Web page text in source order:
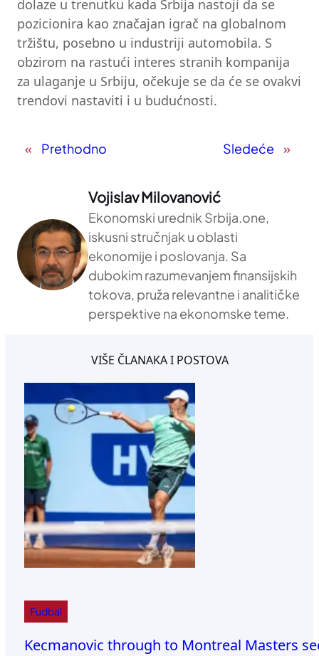
dolaze u trenutku kada Srbija nastoji da se
pozicionira kao značajan igrač na globalnom
tržištu, posebno u industriji automobila. S
obzirom na rastući interes stranih kompanija
za ulaganje u Srbiju, očekuje se da će se ovakvi
trendovi nastaviti i u budućnosti.
« Prethodno Sledeće »
Vojislav Milovanović
Ekonomski urednik Srbija.one,
iskusni stručnjak u oblasti
ekonomije i poslovanja. Sa
dubokim razumevanjem finansijskih
tokova, pruža relevantne i analitičke
perspektive na ekonomske teme.
VIŠE ČLANAKA I POSTOVA
Fudbal
Kecmanovic through to Montreal Masters